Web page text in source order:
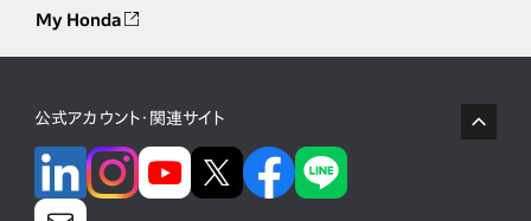
My Honda
公式アカウント・関連サイト